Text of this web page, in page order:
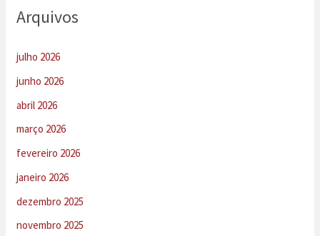
Arquivos
julho 2026
junho 2026
abril 2026
março 2026
fevereiro 2026
janeiro 2026
dezembro 2025
novembro 2025